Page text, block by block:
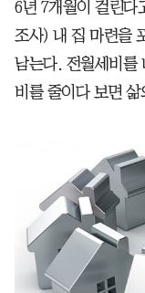
6년 7개월이 걸린다
조사) 내 집 마련을
남는다. 전월세비를
비를 줄이다 보면